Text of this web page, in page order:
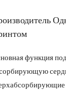
функция